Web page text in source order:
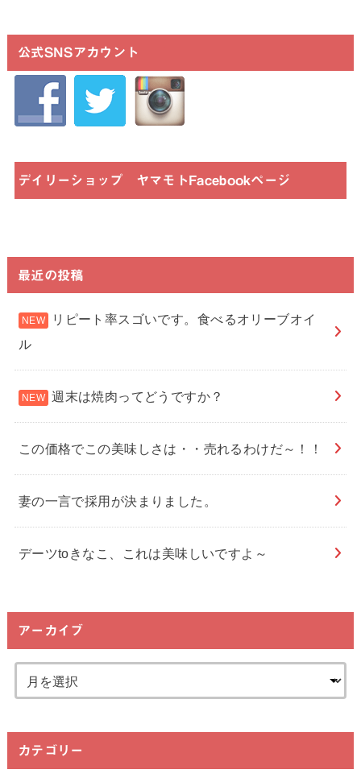
公式SNSアカウント
デイリーショップ ヤマモトFacebookページ
最近の投稿
リピート率スゴいです。食べるオリーブオイ
ル
週末は焼肉ってどうですか？
この価格でこの美味しさは・・売れるわけだ～！！
妻の一言で採用が決まりました。
デーツtoきなこ、これは美味しいですよ～
アーカイブ
カテゴリー